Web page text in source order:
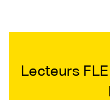
Lecteurs